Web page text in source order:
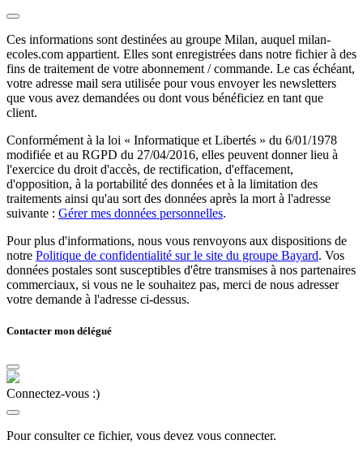
Ces informations sont destinées au groupe Milan, auquel milan-
ecoles.com appartient. Elles sont enregistrées dans notre fichier à des
fins de traitement de votre abonnement / commande. Le cas échéant,
votre adresse mail sera utilisée pour vous envoyer les newsletters
que vous avez demandées ou dont vous bénéficiez en tant que
client.
Conformément à la loi « Informatique et Libertés » du 6/01/1978
modifiée et au RGPD du 27/04/2016, elles peuvent donner lieu à
l'exercice du droit d'accès, de rectification, d'effacement,
d'opposition, à la portabilité des données et à la limitation des
traitements ainsi qu'au sort des données après la mort à l'adresse
suivante : Gérer mes données personnelles.
Pour plus d'informations, nous vous renvoyons aux dispositions de
notre Politique de confidentialité sur le site du groupe Bayard. Vos
données postales sont susceptibles d'être transmises à nos partenaires
commerciaux, si vous ne le souhaitez pas, merci de nous adresser
votre demande à l'adresse ci-dessus.
Contacter mon délégué
Connectez-vous :)
Pour consulter ce fichier, vous devez vous connecter.